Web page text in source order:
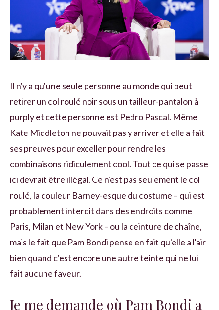
Il n'y a qu'une seule personne au monde qui peut
retirer un col roulé noir sous un tailleur-pantalon à
purply et cette personne est Pedro Pascal. Même
Kate Middleton ne pouvait pas y arriver et elle a fait
ses preuves pour exceller pour rendre les
combinaisons ridiculement cool. Tout ce qui se passe
ici devrait être illégal. Ce n'est pas seulement le col
roulé, la couleur Barney-esque du costume – qui est
probablement interdit dans des endroits comme
Paris, Milan et New York – ou la ceinture de chaîne,
mais le fait que Pam Bondi pense en fait qu'elle a l'air
bien quand c'est encore une autre teinte qui ne lui
fait aucune faveur.
Je me demande où Pam Bondi a